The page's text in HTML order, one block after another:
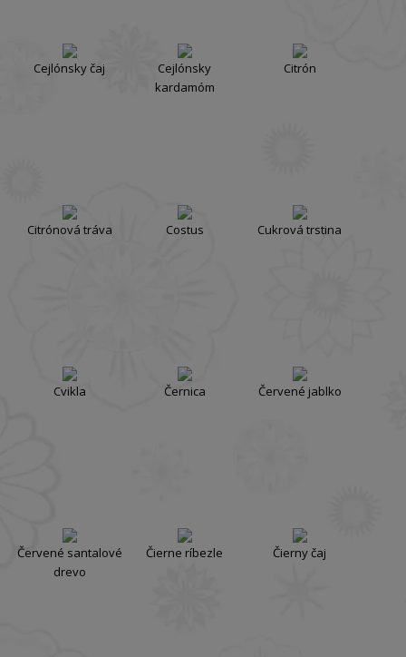
Cejlónsky čaj
Cejlónsky
kardamóm
Citrón
Citrónová tráva Costus Cukrová trstina
Cvikla Černica Červené jablko
Červené santalové
drevo
Čierne ríbezle Čierny čaj